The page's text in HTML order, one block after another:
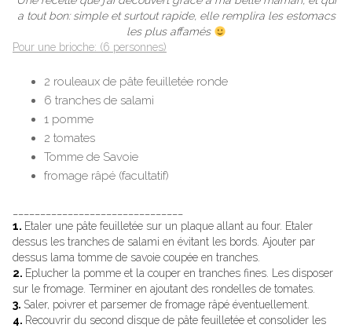
a tout bon: simple et surtout rapide, elle remplira les estomacs
les plus affamés
Pour une brioche: (6 personnes)
2 rouleaux de pâte feuilletée ronde
6 tranches de salami
1 pomme
2 tomates
Tomme de Savoie
fromage râpé (facultatif)
1. Etaler une pâte feuilletée sur un plaque allant au four. Etaler
dessus les tranches de salami en évitant les bords. Ajouter par
dessus lama tomme de savoie coupée en tranches.
2. Eplucher la pomme et la couper en tranches fines. Les disposer
sur le fromage. Terminer en ajoutant des rondelles de tomates.
3. Saler, poivrer et parsemer de fromage râpé éventuellement.
4. Recouvrir du second disque de pâte feuilletée et consolider les